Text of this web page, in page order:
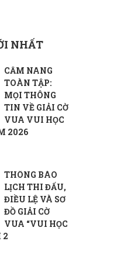
NHẤT
CẨM NANG
TOÀN TẬP:
MỌI THÔNG
TIN VỀ GIẢI CỜ
VUA VUI HỌC
2026
THÔNG BÁO
LỊCH THI ĐẤU,
ĐIỀU LỆ VÀ SƠ
ĐỒ GIẢI CỜ
VUA “VUI HỌC
2